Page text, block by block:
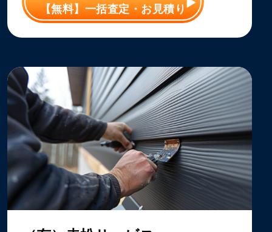
【無料】一括査定・お見積り